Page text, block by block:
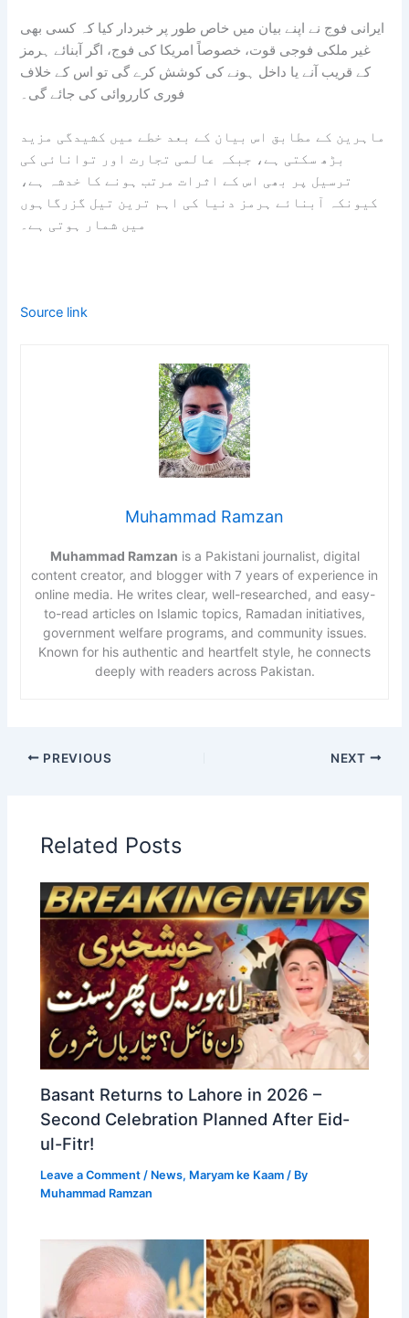
ایرانی فوج نے اپنے بیان میں خاص طور پر خبردار کیا کہ کسی بھی
غیر ملکی فوجی قوت، خصوصاً امریکا کی فوج، اگر آبنائے ہرمز
کے قریب آنے یا داخل ہونے کی کوشش کرے گی تو اس کے خلاف
فوری کارروائی کی جائے گی۔
ماہرین کے مطابق اس بیان کے بعد خطے میں کشیدگی مزید
بڑھ سکتی ہے، جبکہ عالمی تجارت اور توانائی کی
ترسیل پر بھی اس کے اثرات مرتب ہونے کا خدشہ ہے،
کیونکہ آبنائے ہرمز دنیا کی اہم ترین تیل گزرگاہوں
میں شمار ہوتی ہے۔
Source link
Muhammad Ramzan
Muhammad Ramzan is a Pakistani journalist, digital
content creator, and blogger with 7 years of experience in
online media. He writes clear, well-researched, and easy-
to-read articles on Islamic topics, Ramadan initiatives,
government welfare programs, and community issues.
Known for his authentic and heartfelt style, he connects
deeply with readers across Pakistan.
PREVIOUS NEXT
Related Posts
Basant Returns to Lahore in 2026 –
Second Celebration Planned After Eid-
ul-Fitr!
Leave a Comment / News, Maryam ke Kaam / By
Muhammad Ramzan